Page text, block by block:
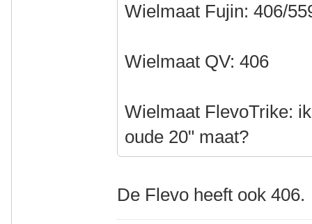
Wielmaat Fujin: 406/
Wielmaat QV: 406
Wielmaat FlevoTrike:
oude 20" maat?
De Flevo heeft ook 406.